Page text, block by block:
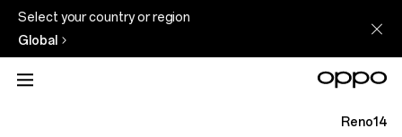
Select your country or region
Global
Reno14